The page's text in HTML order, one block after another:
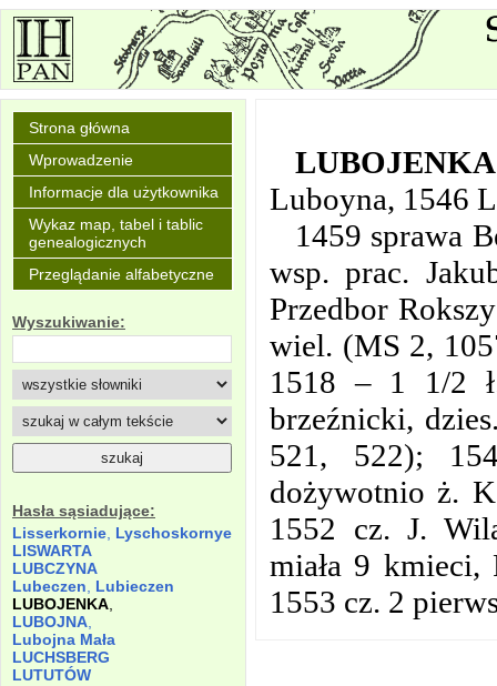
Strona główna
Wprowadzenie
Informacje dla użytkownika
Wykaz map, tabel i tablic
genealogicznych
Przeglądanie alfabetyczne
Wyszukiwanie:
Hasła sąsiadujące:
Lisserkornie Lyschoskornye
LISWARTA
LUBCZYNA
Lubeczen
Lubieczen
LUBOJENKA
LUBOJNA
Lubojna Mała
LUCHSBERG
LUTUTÓW
LUBOJENKA
Luboyna, 1546
1459 sprawa
wsp. prac.
Przedbor
wiel. (MS 2,
1518 – 1 1/2
brzeźnicki,
521, 522);
dożywotnio ż.
1552 cz. J.
miała 9 kmieci,
1553 cz. 2